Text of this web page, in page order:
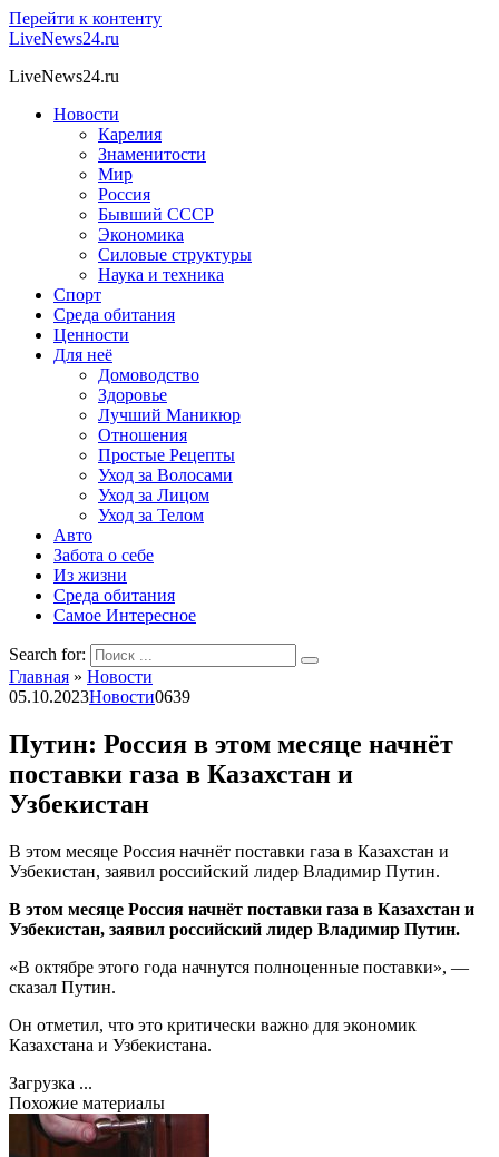
Перейти к контенту
LiveNews24.ru
LiveNews24.ru
Новости
Карелия
Знаменитости
Мир
Россия
Бывший СССР
Экономика
Силовые структуры
Наука и техника
Спорт
Среда обитания
Ценности
Для неё
Домоводство
Здоровье
Лучший Маникюр
Отношения
Простые Рецепты
Уход за Волосами
Уход за Лицом
Уход за Телом
Авто
Забота о себе
Из жизни
Среда обитания
Самое Интересное
Search for:
Главная » Новости
05.10.2023Новости0639
Путин: Россия в этом месяце начнёт
поставки газа в Казахстан и
Узбекистан
В этом месяце Россия начнёт поставки газа в Казахстан и
Узбекистан, заявил российский лидер Владимир Путин.
В этом месяце Россия начнёт поставки газа в Казахстан и
Узбекистан, заявил российский лидер Владимир Путин.
«В октябре этого года начнутся полноценные поставки», —
сказал Путин.
Он отметил, что это критически важно для экономик
Казахстана и Узбекистана.
Загрузка ...
Похожие материалы